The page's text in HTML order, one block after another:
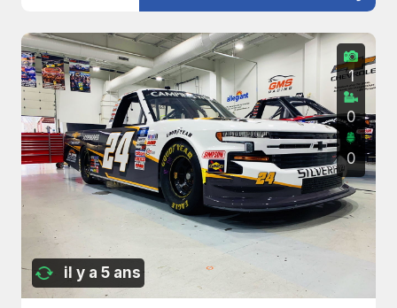
il y a 5 ans
1
0
0